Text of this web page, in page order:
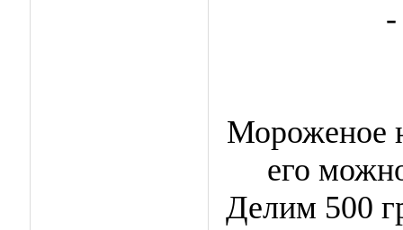
Мороженое
его
Делим 500